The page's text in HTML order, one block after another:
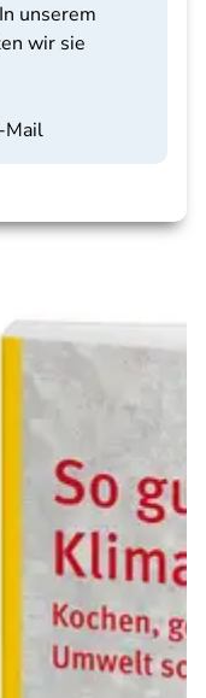
unserem
wir sie
Mail